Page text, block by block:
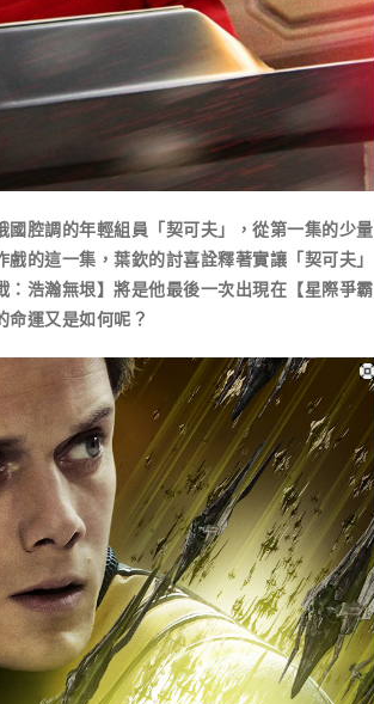
腔調的年輕組員「契可夫」，從第一集的少量
的這一集，葉欽的討喜詮釋著實讓「契可夫」
浩瀚無垠】將是他最後一次出現在【星際爭霸
命運又是如何呢？